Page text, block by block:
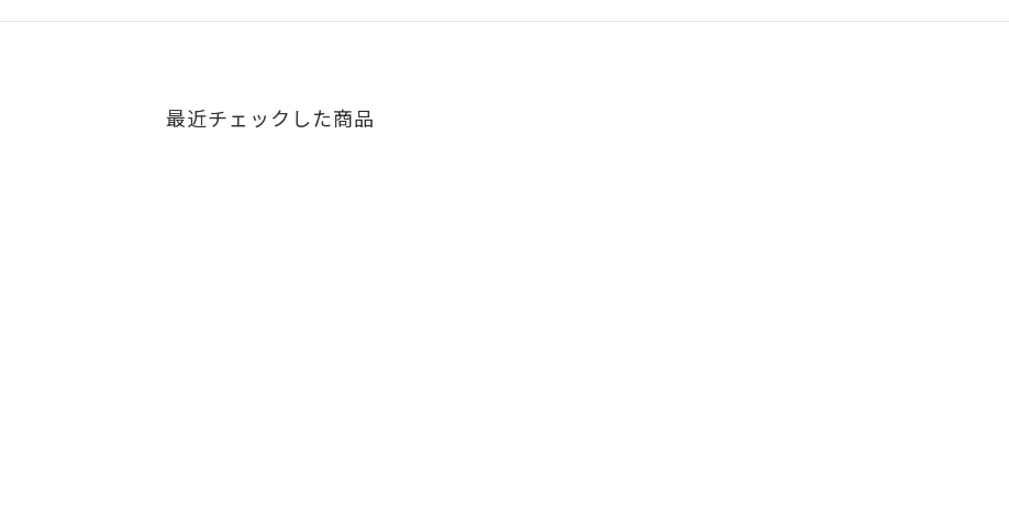
最近チェックした商品